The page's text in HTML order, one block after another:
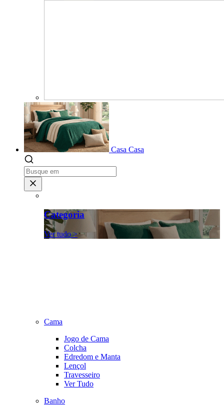
Casa Casa
Categoria
Ver tudo >
Cama
Jogo de Cama
Colcha
Edredom e Manta
Lençol
Travesseiro
Ver Tudo
Banho